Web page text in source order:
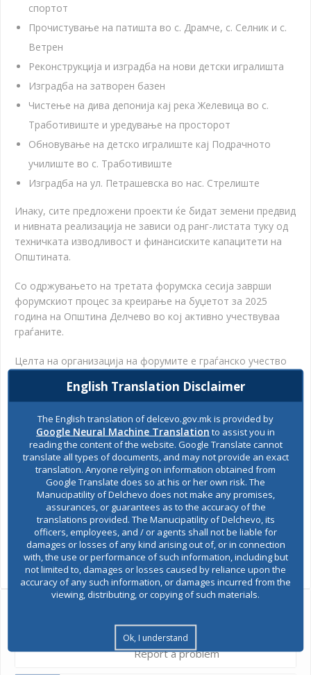
спортот
Прочистување на патишта во с. Драмче, с. Селник и с.
Ветрен
Реконструкција и изградба на нови детски игралишта
Изградба на затворен базен
Чистење на дива депонија кај река Желевица во с.
Тработивиште и уредување на просторот
Обновување на детско игралиште кај Подрачното
училиште во с. Тработивиште
Изградба на ул. Петрашевска во нас. Стрелиште
Инаку, сите предложени проекти ќе бидат земени предвид
и нивната реализација не зависи од ранг-листата туку од
техничката изводливост и финансиските капацитети на
Општината.
Со одржувањето на третата форумска сесија заврши
форумскиот процес за креирање на буџетот за 2025
година на Општина Делчево во кој активно учествуваа
граѓаните.
Целта на организација на форумите е граѓанско учество
приоритетните проекти за реализација за
,
и мислењето на граѓаните и анализирајќи
предложенитеприоритети ќе ги предвиди за реализација.
SHARES
Views: 1,624
Report a problem
English Translation Disclaimer
The English translation of delcevo.gov.mk is provided by
Google Neural Machine Translation to assist you in
reading the content of the website. Google Translate cannot
translate all types of documents, and may not provide an exact
translation. Anyone relying on information obtained from
Google Translate does so at his or her own risk. The
Manucipatility of Delchevo does not make any promises,
assurances, or guarantees as to the accuracy of the
translations provided. The Manucipatility of Delchevo, its
officers, employees, and / or agents shall not be liable for
damages or losses of any kind arising out of, or in connection
with, the use or performance of such information, including but
not limited to, damages or losses caused by reliance upon the
accuracy of any such information, or damages incurred from the
viewing, distributing, or copying of such materials.
Ok, I understand